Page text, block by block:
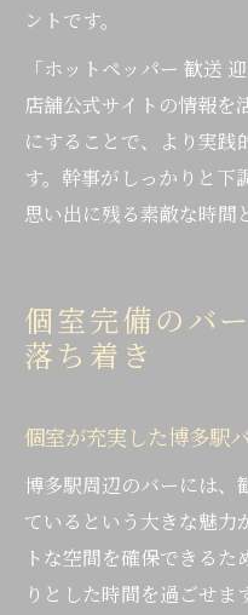
ントです。
「ホットペッパー 歓送
店舗公式サイトの情報を
にすることで、より実践
す。幹事がしっかりと下
思い出に残る素敵な時間
個室完備のバ
落ち着き
個室が充実した博多駅
博多駅周辺のバーには、
ているという大きな魅力
トな空間を確保できる
りとした時間を過ごせ